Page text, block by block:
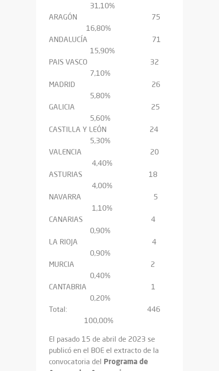
31,10%
ARAGÓN 75
16,80%
ANDALUCÍA 71
15,90%
PAIS VASCO 32
7,10%
MADRID 26
5,80%
GALICIA 25
5,60%
CASTILLA Y LEÓN 24
5,30%
VALENCIA 20
4,40%
ASTURIAS 18
4,00%
NAVARRA 5
1,10%
CANARIAS 4
0,90%
LA RIOJA 4
0,90%
MURCIA 2
0,40%
CANTABRIA 1
0,20%
Total: 446
100,00%
El pasado 15 de abril de 2023 se
publicó en el BOE el extracto de la
convocatoria del Programa de